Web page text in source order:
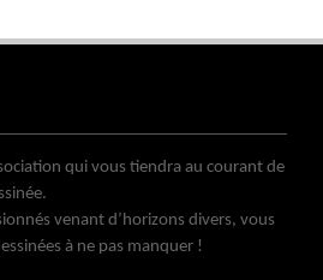
qui vous tiendra au courant de
venant d’horizons divers, vous
à ne pas manquer !